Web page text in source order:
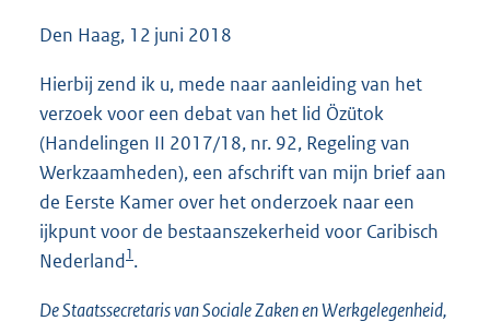
Den Haag, 12 juni 2018
Hierbij zend ik u, mede naar aanleiding van het
verzoek voor een debat van het lid Özütok
(Handelingen II 2017/18, nr. 92, Regeling van
Werkzaamheden), een afschrift van mijn brief aan
de Eerste Kamer over het onderzoek naar een
ijkpunt voor de bestaanszekerheid voor Caribisch
Nederland1.
De Staatssecretaris van Sociale Zaken en Werkgelegenheid,